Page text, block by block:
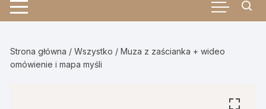
Strona główna /Wszystko / Muza z zaścianka + wideo
omówienie i mapa myśli